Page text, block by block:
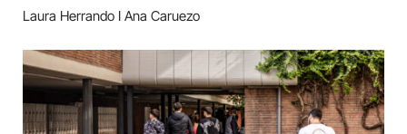
Laura Herrando I Ana Caruezo